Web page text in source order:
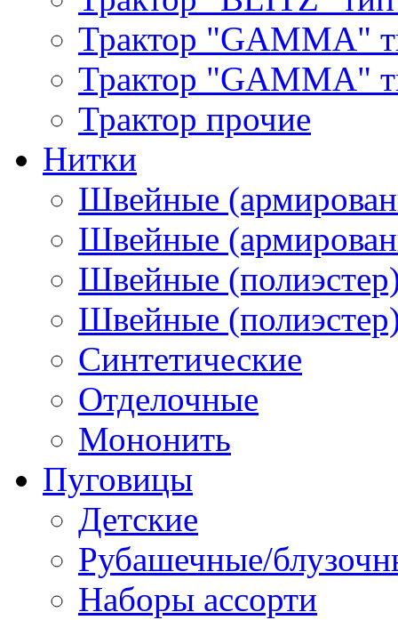
Трактор "GAMMA"
Трактор "GAMMA"
Трактор прочие
Нитки
Швейные
Швейные
Швейные
Швейные
Синтетические
Отделочные
Мононить
Пуговицы
Детские
Рубашечные/
Наборы ассорти